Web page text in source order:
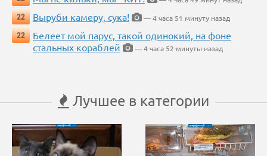
22
Выруби камеру, сука!
— 4 часа 51 минуту назад
22
Белеет мой парус, такой одинокий, на фоне
стальных кораблей
— 4 часа 52 минуты назад
Лучшее в категории